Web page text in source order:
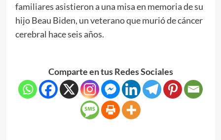
familiares asistieron a una misa en memoria de su
hijo Beau Biden, un veterano que murió de cáncer
cerebral hace seis años.
Comparte en tus Redes Sociales